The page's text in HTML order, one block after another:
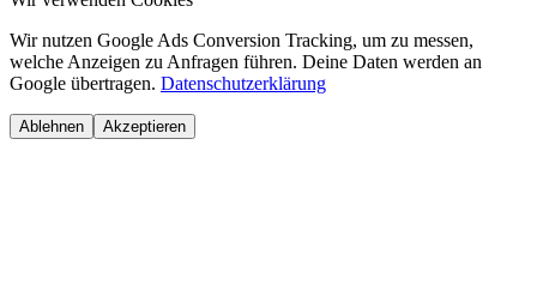
Wir nutzen Google Ads Conversion Tracking, um zu messen,
welche Anzeigen zu Anfragen führen. Deine Daten werden an
Google übertragen. Datenschutzerklärung
Ablehnen Akzeptieren